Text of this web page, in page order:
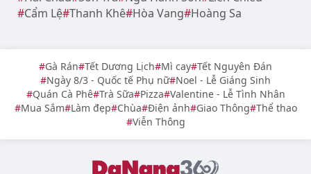
Cẩm Lệ Thanh Khê Hòa Vang Hoàng Sa
Gà Rán Tết Dương Lịch Mì cay Tết Nguyên Đán
Ngày 8/3 - Quốc tế Phụ nữ Noel - Lễ Giáng Sinh
Quán Cà Phê Trà Sữa Pizza Valentine - Lễ Tình Nhân
Mua Sắm Làm đẹp Chùa Điện ảnh Giao Thông Thể thao
Viễn Thông